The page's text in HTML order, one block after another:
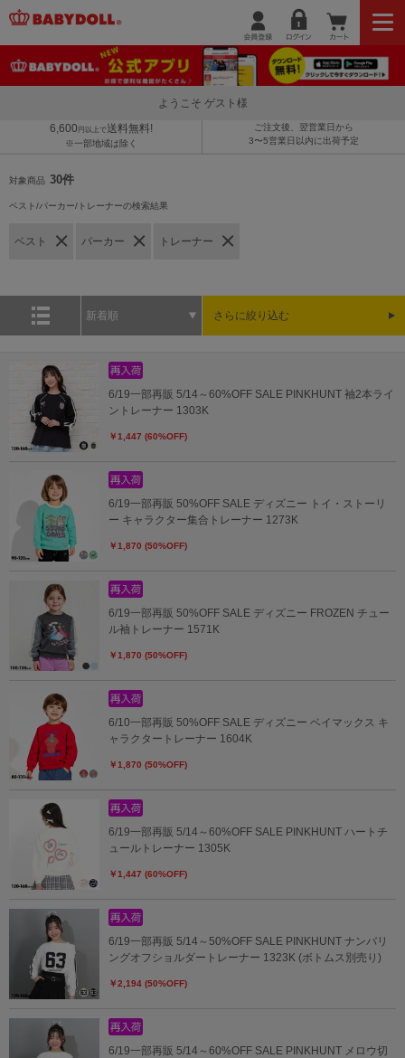
ようこそ ゲスト様
6,600 円以上で送料無料!
※一部地域は除く
ご注文後、翌営業日から
3〜5営業日以内に出荷予定
対象商品 30件
ベスト/パーカー/トレーナーの検索結果
ベスト パーカー トレーナー
新着順 さらに絞り込む
6/19一部再販 5/14～60%OFF SALE PINKHUNT 袖2本ライ
ントレーナー 1303K
￥1,447 (60%OFF)
6/19一部再販 50%OFF SALE ディズニー トイ・ストーリ
ー キャラクター集合トレーナー 1273K
￥1,870 (50%OFF)
6/19一部再販 50%OFF SALE ディズニー FROZEN チュー
ル袖トレーナー 1571K
￥1,870 (50%OFF)
6/10一部再販 50%OFF SALE ディズニー ベイマックス キ
ャラクタートレーナー 1604K
￥1,870 (50%OFF)
6/19一部再販 5/14～60%OFF SALE PINKHUNT ハートチ
ュールトレーナー 1305K
￥1,447 (60%OFF)
6/19一部再販 5/14～50%OFF SALE PINKHUNT ナンバリ
ングオフショルダートレーナー 1323K (ボトムス別売り)
￥2,194 (50%OFF)
6/19一部再販 5/14～60%OFF SALE PINKHUNT メロウ切